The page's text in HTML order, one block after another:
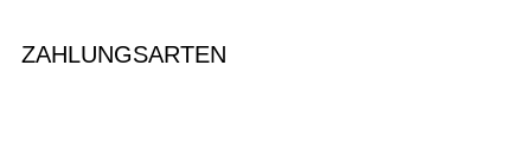
ZAHLUNGSARTEN